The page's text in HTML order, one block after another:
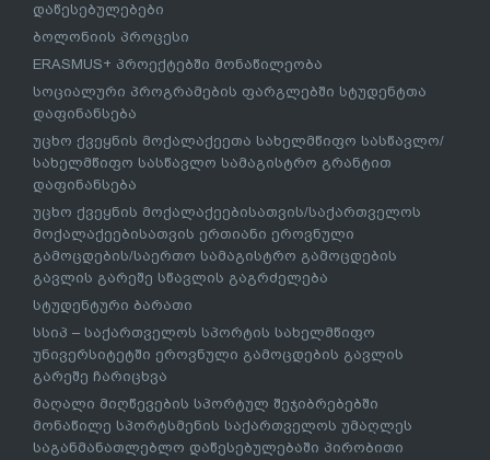
დაწესებულებები
ბოლონიის პროცესი
ERASMUS+ პროექტებში მონაწილეობა
სოციალური პროგრამების ფარგლებში სტუდენტთა
დაფინანსება
უცხო ქვეყნის მოქალაქეეთა სახელმწიფო სასწავლო/
სახელმწიფო სასწავლო სამაგისტრო გრანტით
დაფინანსება
უცხო ქვეყნის მოქალაქეებისათვის/საქართველოს
მოქალაქეებისათვის ერთიანი ეროვნული
გამოცდების/საერთო სამაგისტრო გამოცდების
გავლის გარეშე სწავლის გაგრძელება
სტუდენტური ბარათი
სსიპ – საქართველოს სპორტის სახელმწიფო
უნივერსიტეტში ეროვნული გამოცდების გავლის
გარეშე ჩარიცხვა
მაღალი მიღწევების სპორტულ შეჯიბრებებში
მონაწილე სპორტსმენის საქართველოს უმაღლეს
საგანმანათლებლო დაწესებულებაში პირობითი